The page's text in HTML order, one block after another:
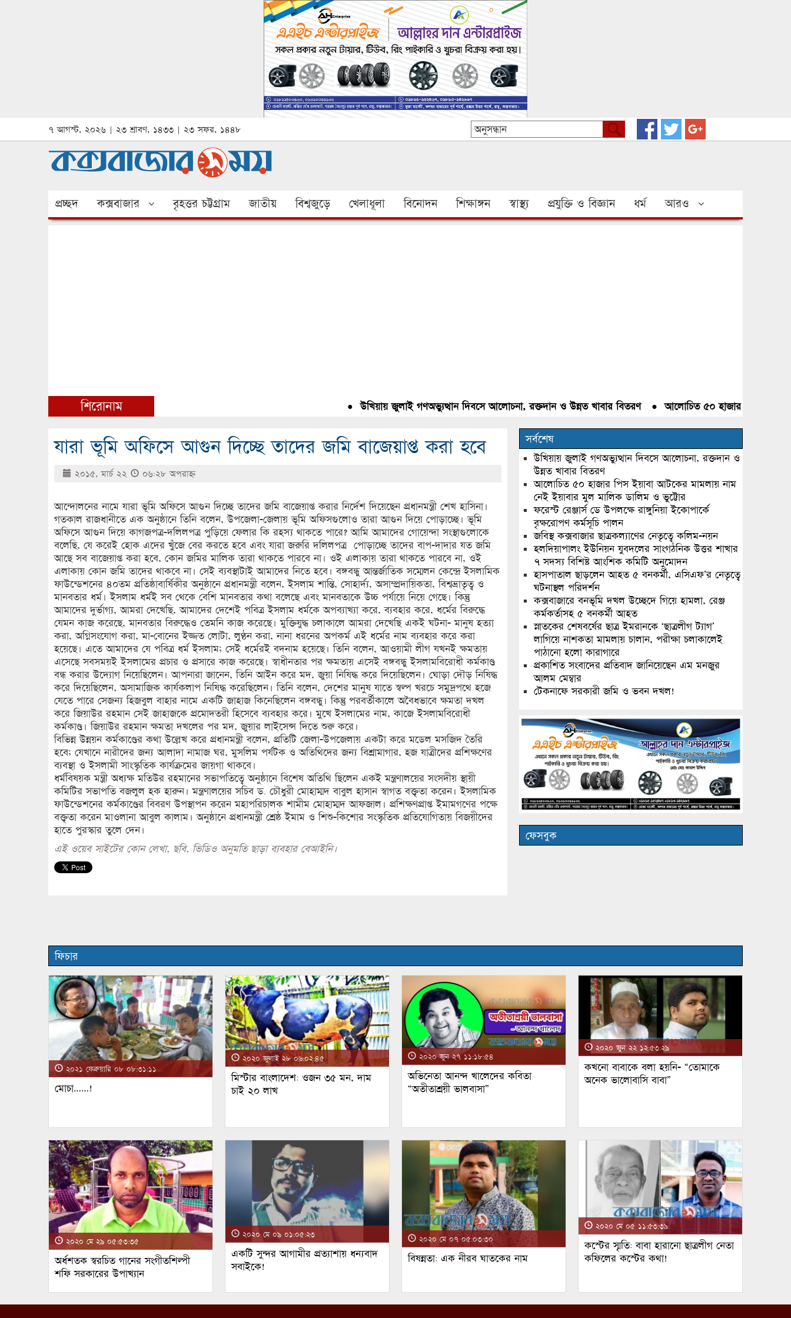
৭ আগস্ট, ২০২৬ | ২৩ শ্রাবণ, ১৪৩৩ | ২৩ সফর, ১৪৪৮
প্রচ্ছদ কক্সবাজার বৃহত্তর চট্টগ্রাম জাতীয় বিশ্বজুড়ে খেলাধূলা বিনোদন শিক্ষাঙ্গন স্বাস্থ্য প্রযুক্তি ও বিজ্ঞান ধর্ম আরও
শিরোনাম উখিয়ায় জুলাই গণঅভ্যুত্থান দিবসে আলোচনা, রক্তদান ও উন্নত খাবার বিতরণ● আলোচিত ৫০ হাজার পিস ইয়াবা
যারা ভূমি অফিসে আগুন দিচ্ছে তাদের জমি বাজেয়াপ্ত করা হবে
২০১৫, মার্চ ২২ ০৬:২৮ অপরাহ্ণ
আন্দোলনের নামে যারা ভূমি অফিসে আগুন দিচ্ছে তাদের জমি বাজেয়াপ্ত করার নির্দেশ দিয়েছেন প্রধানমন্ত্রী শেখ হাসিনা।
গতকাল রাজধানীতে এক অনুষ্ঠানে তিনি বলেন, উপজেলা-জেলায় ভূমি অফিসগুলোও তারা আগুন দিয়ে পোড়াচ্ছে। ভূমি
অফিসে আগুন দিয়ে কাগজপত্র-দলিলপত্র পুড়িয়ে ফেলার কি রহস্য থাকতে পারে? আমি আমাদের গোয়েন্দা সংস্থাগুলোকে
বলেছি, যে করেই হোক এদের খুঁজে বের করতে হবে এবং যারা জরুরি দলিলপত্র পোড়াচ্ছে তাদের বাপ-দাদার যত জমি
আছে সব বাজেয়াপ্ত করা হবে, কোন জমির মালিক তারা থাকতে পারবে না। ওই এলাকায় তারা থাকতে পারবে না, ওই
এলাকায় কোন জমি তাদের থাকবে না। সেই ব্যবস্থাটাই আমাদের নিতে হবে। বঙ্গবন্ধু আন্তর্জাতিক সম্মেলন কেন্দ্রে ইসলামিক
ফাউন্ডেশনের ৪০তম প্রতিষ্ঠাবার্ষিকীর অনুষ্ঠানে প্রধানমন্ত্রী বলেন, ইসলাম শান্তি, সোহার্দ্য, অসাম্প্রদায়িকতা, বিশ্বভ্রাতৃত্ব ও
মানবতার ধর্ম। ইসলাম ধর্মই সব থেকে বেশি মানবতার কথা বলেছে এবং মানবতাকে উচ্চ পর্যায়ে নিয়ে গেছে। কিন্তু
আমাদের দুর্ভাগ্য, আমরা দেখেছি, আমাদের দেশেই পবিত্র ইসলাম ধর্মকে অপব্যাখ্যা করে, ব্যবহার করে, ধর্মের বিরুদ্ধে
যেমন কাজ করেছে, মানবতার বিরুদ্ধেও তেমনি কাজ করেছে। মুক্তিযুদ্ধ চলাকালে আমরা দেখেছি একই ঘটনা- মানুষ হত্যা
করা, অগ্নিসংযোগ করা, মা-বোনের ইজ্জত লোটা, লুণ্ঠন করা, নানা ধরনের অপকর্ম এই ধর্মের নাম ব্যবহার করে করা
হয়েছে। এতে আমাদের যে পবিত্র ধর্ম ইসলাম; সেই ধর্মেরই বদনাম হয়েছে। তিনি বলেন, আওয়ামী লীগ যখনই ক্ষমতায়
এসেছে সবসময়ই ইসলামের প্রচার ও প্রসারে কাজ করেছে। স্বাধীনতার পর ক্ষমতায় এসেই বঙ্গবন্ধু ইসলামবিরোধী কর্মকাণ্ড
বন্ধ করার উদ্যোগ নিয়েছিলেন। আপনারা জানেন, তিনি আইন করে মদ, জুয়া নিষিদ্ধ করে দিয়েছিলেন। ঘোড়া দৌড় নিষিদ্ধ
করে দিয়েছিলেন, অসামাজিক কার্যকলাপ নিষিদ্ধ করেছিলেন। তিনি বলেন, দেশের মানুষ যাতে স্বল্প খরচে সমুদ্রপথে হজে
যেতে পারে সেজন্য হিজবুল বাহার নামে একটি জাহাজ কিনেছিলেন বঙ্গবন্ধু। কিন্তু পরবর্তীকালে অবৈধভাবে ক্ষমতা দখল
করে জিয়াউর রহমান সেই জাহাজকে প্রমোদতরী হিসেবে ব্যবহার করে। মুখে ইসলামের নাম, কাজে ইসলামবিরোধী
কর্মকাণ্ড। জিয়াউর রহমান ক্ষমতা দখলের পর মদ, জুয়ার লাইসেন্স দিতে শুরু করে।
বিভিন্ন উন্নয়ন কর্মকাণ্ডের কথা উল্লেখ করে প্রধানমন্ত্রী বলেন, প্রতিটি জেলা-উপজেলায় একটা করে মডেল মসজিদ তৈরি
হবে; যেখানে নারীদের জন্য আলাদা নামাজ ঘর, মুসলিম পর্যটক ও অতিথিদের জন্য বিশ্রামাগার, হজ যাত্রীদের প্রশিক্ষণের
ব্যবস্থা ও ইসলামী সাংস্কৃতিক কার্যক্রমের জায়গা থাকবে।
ধর্মবিষয়ক মন্ত্রী অধ্যক্ষ মতিউর রহমানের সভাপতিত্বে অনুষ্ঠানে বিশেষ অতিথি ছিলেন একই মন্ত্রণালয়ের সংসদীয় স্থায়ী
কমিটির সভাপতি বজলুল হক হারুন। মন্ত্রণালয়ের সচিব ড. চৌধুরী মোহাম্মদ বাবুল হাসান স্বাগত বক্তৃতা করেন। ইসলামিক
ফাউন্ডেশনের কর্মকাণ্ডের বিবরণ উপস্থাপন করেন মহাপরিচালক শামীম মোহাম্মদ আফজাল। প্রশিক্ষণপ্রাপ্ত ইমামগণের পক্ষে
বক্তৃতা করেন মাওলানা আবুল কালাম। অনুষ্ঠানে প্রধানমন্ত্রী শ্রেষ্ঠ ইমাম ও শিশু-কিশোর সংস্কৃতিক প্রতিযোগিতায় বিজয়ীদের
হাতে পুরস্কার তুলে দেন।
এই ওয়েব সাইটের কোন লেখা, ছবি, ভিডিও অনুমতি ছাড়া ব্যবহার বেআইনি।
সর্বশেষ
উখিয়ায় জুলাই গণঅভ্যুত্থান দিবসে আলোচনা, রক্তদান ও
উন্নত খাবার বিতরণ
আলোচিত ৫০ হাজার পিস ইয়াবা আটকের মামলায় নাম
নেই ইয়াবার মুল মালিক ডালিম ও ভুট্টোর
ফরেস্ট রেঞ্জার্স ডে উপলক্ষে রাঙ্গুনিয়া ইকোপার্কে
বৃক্ষরোপণ কর্মসূচি পালন
জবিস্থ কক্সবাজার ছাত্রকল্যাণের নেতৃত্বে কলিম-নয়ন
হলদিয়াপালং ইউনিয়ন যুবদলের সাংগঠনিক উত্তর শাখার
৭ সদস্য বিশিষ্ট আংশিক কমিটি অনুমোদন
হাসপাতাল ছাড়লেন আহত ৫ বনকর্মী, এসিএফ’র নেতৃত্বে
ঘটনাস্থল পরিদর্শন
কক্সবাজারে বনভূমি দখল উচ্ছেদে গিয়ে হামলা, রেঞ্জ
কর্মকর্তাসহ ৫ বনকর্মী আহত
স্নাতকের শেষবর্ষের ছাত্র ইমরানকে ‘ছাত্রলীগ ট্যাগ’
লাগিয়ে নাশকতা মামলায় চালান, পরীক্ষা চলাকালেই
পাঠানো হলো কারাগারে
প্রকাশিত সংবাদের প্রতিবাদ জানিয়েছেন এম মনজুর
আলম মেম্বার
টেকনাফে সরকারী জমি ও ভবন দখল!
ফেসবুক
ফিচার
২০২১ ফেব্রুয়ারি ০৮ ০৮:৩১:১১
মোচা……!
২০২০ জুলাই ২৮ ০৬:০২:৪৫
মিস্টার বাংলাদেশ: ওজন ৩৫ মন, দাম
চাই ২০ লাখ
২০২০ জুন ২৭ ১১:১৮:৫৪
অভিনেতা আনন্দ খালেদের কবিতা
“অতীতাশ্রয়ী ভালবাসা”
২০২০ জুন ২২ ১২:৫৩:২৯
কখনো বাবাকে বলা হয়নি- “তোমাকে
অনেক ভালোবাসি বাবা”
২০২০ মে ২৯ ০৫:৫৩:৩৫
অর্ধশতক স্বরচিত গানের সংগীতশিল্পী
শফি সরকারের উপাখ্যান
২০২০ মে ০৯ ০১:০৫:২৩
একটি সুন্দর আগামীর প্রত্যাশায় ধন্যবাদ
সবাইকে!
২০২০ মে ০৭ ০৫:০৩:৩০
বিষন্নতা: এক নীরব ঘাতকের নাম
২০২০ মে ০৫ ১১:৫৩:৩৯
কস্টের স্মৃতি: বাবা হারানো ছাত্রলীগ নেতা
কফিলের কস্টের কথা!